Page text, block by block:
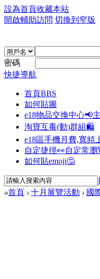
設為首頁收藏本站
開啟輔助訪問 切換到窄版
密碼
快捷導航
首頁BBS
如何貼圖
e18物品交換中心📢
淘寶互毒(動)群組🛍️
e18區手機月費,寬頻
自定捷徑👀自定常瀏
如何貼emoji🤔
»首頁 › 十月展覽活動 › 國